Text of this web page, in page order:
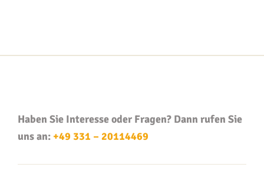
Haben Sie Interesse oder Fragen? Dann rufen Sie
uns an: +49 331 – 20114469